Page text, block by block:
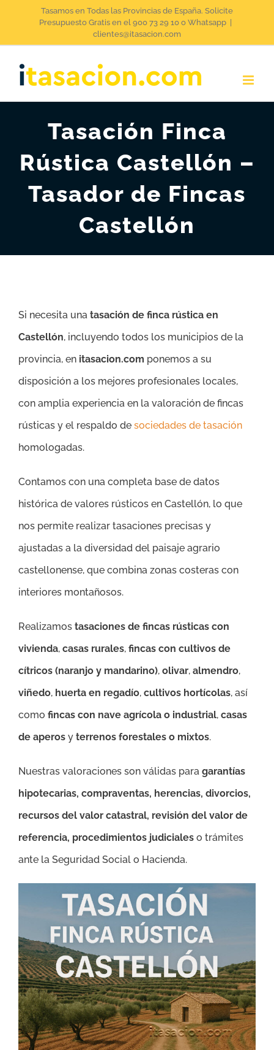
Tasamos en Todas las Provincias de España. Solicite
Presupuesto Gratis en el 900 73 29 10 o Whatsapp
clientes@itasacion.com
Tasación Finca
Rústica Castellón –
Tasador de Fincas
Castellón
Si necesita una tasación de finca rústica en
Castellón, incluyendo todos los municipios de la
provincia, en itasacion.com ponemos a su
disposición a los mejores profesionales locales,
con amplia experiencia en la valoración de fincas
rústicas y el respaldo de sociedades de tasación
homologadas.
Contamos con una completa base de datos
histórica de valores rústicos en Castellón, lo que
nos permite realizar tasaciones precisas y
ajustadas a la diversidad del paisaje agrario
castellonense, que combina zonas costeras con
interiores montañosos.
Realizamos tasaciones de fincas rústicas con
vivienda, casas rurales, fincas con cultivos de
cítricos (naranjo y mandarino), olivar, almendro,
viñedo, huerta en regadío, cultivos hortícolas, así
como fincas con nave agrícola o industrial, casas
de aperos y terrenos forestales o mixtos.
Nuestras valoraciones son válidas para garantías
hipotecarias, compraventas, herencias, divorcios,
recursos del valor catastral, revisión del valor de
referencia, procedimientos judiciales o trámites
ante la Seguridad Social o Hacienda.